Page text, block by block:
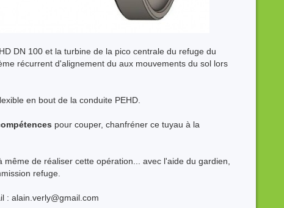
DN 100 et la turbine de la pico centrale du refuge du
récurrent d'alignement du aux mouvements du sol lors
en bout de la conduite PEHD.
pour couper, chanfréner ce tuyau à la
de réaliser cette opération... avec l'aide du gardien,
refuge.
: alain.verly@gmail.com